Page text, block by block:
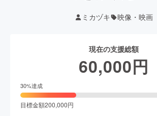
ミカヅキ 映像・映画
現在の支援総額
60,000円
30%達成
目標金額200,000円